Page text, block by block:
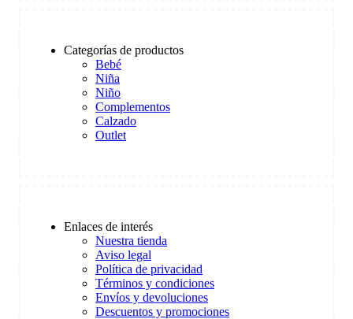
Categorías de productos
Bebé
Niña
Niño
Complementos
Calzado
Outlet
Enlaces de interés
Nuestra tienda
Aviso legal
Política de privacidad
Términos y condiciones
Envíos y devoluciones
Descuentos y promociones